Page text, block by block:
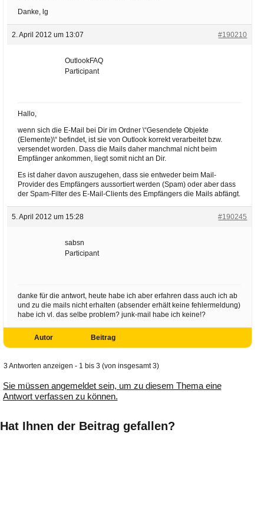
Danke, lg
2. April 2012 um 13:07 #190210
OutlookFAQ
Participant
Hallo,
wenn sich die E-Mail bei Dir im Ordner \“Gesendete Objekte
(Elemente)\“ befindet, ist sie von Outlook korrekt verarbeitet bzw.
versendet worden. Dass die Mails daher manchmal nicht beim
Empfänger ankommen, liegt somit nicht an Dir.
Es ist daher davon auszugehen, dass sie entweder beim Mail-
Provider des Empfängers aussortiert werden (Spam) oder aber dass
der Spam-Filter des E-Mail-Clients des Empfängers die Mails abfängt.
5. April 2012 um 15:28 #190245
sabsn
Participant
danke für die antwort, heute habe ich aber erfahren dass auch ich ab
und zu die mails nicht erhalten (absender erhält keine fehlermeldung)
habe ich vl. das selbe problem? junk-mail habe ich keine!?
Autor Beitrag
3 Antworten anzeigen - 1 bis 3 (von insgesamt 3)
Sie müssen angemeldet sein, um zu diesem Thema eine
Antwort verfassen zu können.
Hat Ihnen der Beitrag gefallen?